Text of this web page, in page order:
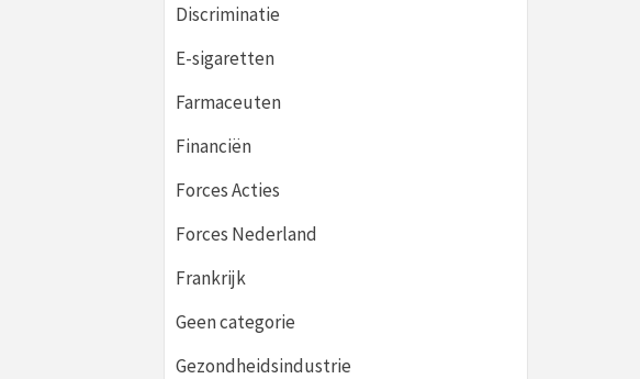
Discriminatie
E-sigaretten
Farmaceuten
Financiën
Forces Acties
Forces Nederland
Frankrijk
Geen categorie
Gezondheidsindustrie